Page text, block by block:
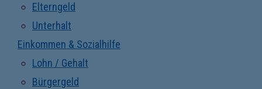
Elterngeld
Unterhalt
Einkommen & Sozialhilfe
Lohn / Gehalt
Bürgergeld